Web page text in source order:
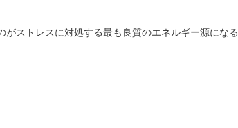
ストレスに対処する最も良質のエネルギー源になる